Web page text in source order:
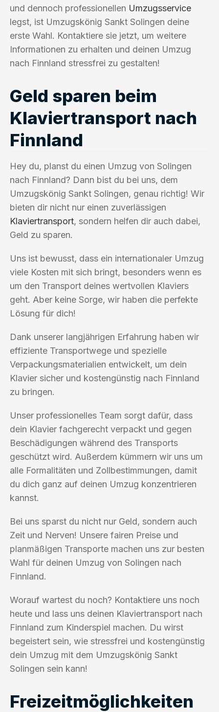
und dennoch professionellen Umzugsservice
legst, ist Umzugskönig Sankt Solingen deine
erste Wahl. Kontaktiere sie jetzt, um weitere
Informationen zu erhalten und deinen Umzug
nach Finnland stressfrei zu gestalten!
Geld sparen beim
Klaviertransport nach
Finnland
Hey du, planst du einen Umzug von Solingen
nach Finnland? Dann bist du bei uns, dem
Umzugskönig Sankt Solingen, genau richtig! Wir
bieten dir nicht nur einen zuverlässigen
Klaviertransport, sondern helfen dir auch dabei,
Geld zu sparen.
Uns ist bewusst, dass ein internationaler Umzug
viele Kosten mit sich bringt, besonders wenn es
um den Transport deines wertvollen Klaviers
geht. Aber keine Sorge, wir haben die perfekte
Lösung für dich!
Dank unserer langjährigen Erfahrung haben wir
effiziente Transportwege und spezielle
Verpackungsmaterialien entwickelt, um dein
Klavier sicher und kostengünstig nach Finnland
zu bringen.
Unser professionelles Team sorgt dafür, dass
dein Klavier fachgerecht verpackt und gegen
Beschädigungen während des Transports
geschützt wird. Außerdem kümmern wir uns um
alle Formalitäten und Zollbestimmungen, damit
du dich ganz auf deinen Umzug konzentrieren
kannst.
Bei uns sparst du nicht nur Geld, sondern auch
Zeit und Nerven! Unsere fairen Preise und
planmäßigen Transporte machen uns zur besten
Wahl für deinen Umzug von Solingen nach
Finnland.
Worauf wartest du noch? Kontaktiere uns noch
heute und lass uns deinen Klaviertransport nach
Finnland zum Kinderspiel machen. Du wirst
begeistert sein, wie stressfrei und kostengünstig
dein Umzug mit dem Umzugskönig Sankt
Solingen sein kann!
Freizeitmöglichkeiten